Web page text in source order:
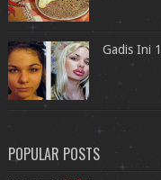
Gadis Ini
POPULAR POSTS